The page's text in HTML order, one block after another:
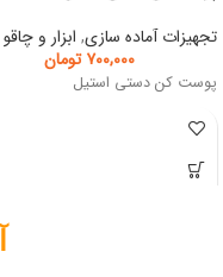
تجهیزات آماده سازی, ابزار و چاقو
۷۰۰,۰۰۰ تومان
پوست کن دستی استیل